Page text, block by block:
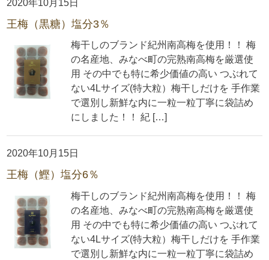
2020年10月15日
王梅（黒糖）塩分3％
梅干しのブランド紀州南高梅を使用！！ 梅
の名産地、みなべ町の完熟南高梅を厳選使
用 その中でも特に希少価値の高い つぶれて
ない4Lサイズ(特大粒）梅干しだけを 手作業
で選別し新鮮な内に一粒一粒丁寧に袋詰め
にしました！！ 紀 […]
2020年10月15日
王梅（鰹）塩分6％
梅干しのブランド紀州南高梅を使用！！ 梅
の名産地、みなべ町の完熟南高梅を厳選使
用 その中でも特に希少価値の高い つぶれて
ない4Lサイズ(特大粒）梅干しだけを 手作業
で選別し新鮮な内に一粒一粒丁寧に袋詰め